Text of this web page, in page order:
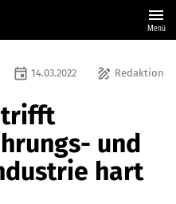
menu
Menü
draw Redaktion
event 14.03.2022
trifft
und
hart